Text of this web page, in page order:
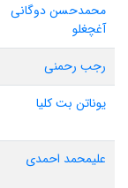
محمدحسن دوگانی
آغچغلو
رجب رحمنی
یوناتن بت کلیا
علیمحمد احمدی